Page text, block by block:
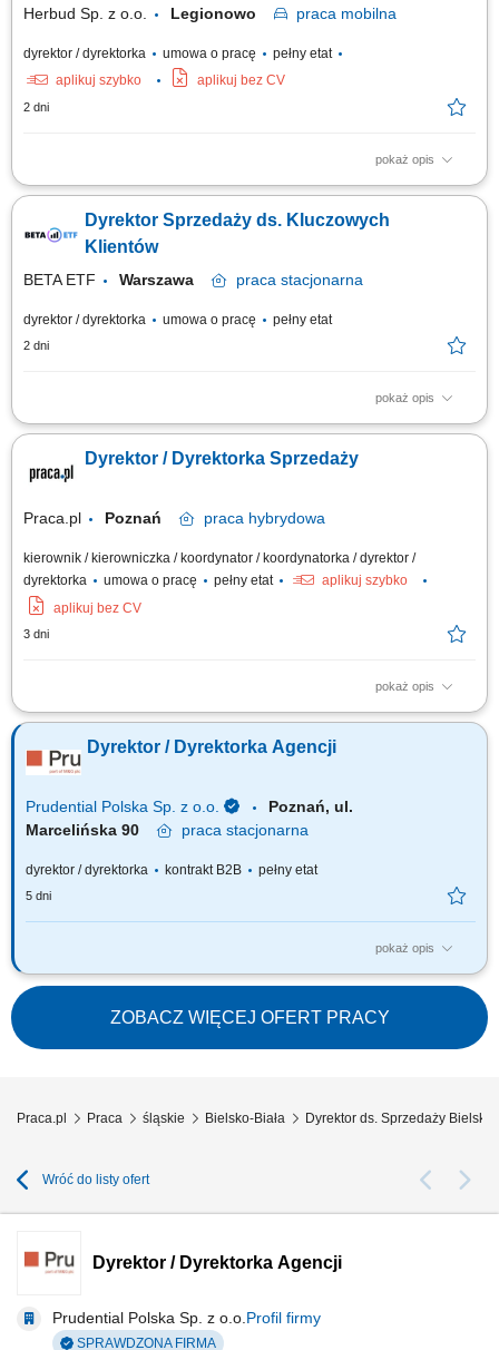
Herbud Sp. z o.o. Legionowo praca mobilna
dyrektor / dyrektorka umowa o pracę
pełny etat
aplikuj szybko
aplikuj bez CV
2 dni
pokaż opis
Opis stanowiska Kompleksowe zarządzanie codzienną pracą oraz
Koordynowanie działań zespołu handlowców, wyznaczanie celów
sprzedażowych oraz bieżący monitoring trendów rynkowych.
Dyrektor Sprzedaży ds. Kluczowych
Klientów
BETA ETF Warszawa praca stacjonarna
dyrektor / dyrektorka umowa o pracę pełny etat
2 dni
pokaż opis
Twoja misja, czyli czym będziesz się zajmować: Partnerstwo na lata:
Utrzymujemy najwyższe standardy, ale stawiamy na partnerski model
współpracy. Rozwój biznesu: Drive'owanie sprzedaży produktów BETA
Dyrektor / Dyrektorka Sprzedaży
Praca.pl Poznań praca hybrydowa
kierownik / kierowniczka / koordynator / koordynatorka / dyrektor /
dyrektorka
umowa o pracę pełny etat
aplikuj szybko
aplikuj bez CV
3 dni
pokaż opis
Zakres obowiązków: Tworzenie i realizacja strategii sprzedaży B2C,
Odpowiedzialność za realizację celów sprzedażowych, efektywność oraz
monitorowanie wyników; Analiza danych sprzedażowych, trendów
Dyrektor / Dyrektorka Agencji
Prudential Polska Sp. z o.o.
Poznań, ul.
Marcelińska 90
praca stacjonarna
dyrektor / dyrektorka kontrakt B2B pełny etat
5 dni
pokaż opis
Za co będziesz odpowiadać: własny biznes przychodowy i zarządzanie
zespołem sprzedaży, rekrutację i wdrożenie nowych Konsultantów ds.
Planowania Finansowego oraz Menedżerów, budowanie portfela
Klientów poprzez aktywną sprzedaż własną, zapewnienie wsparcia
współpracownikom na...
ZOBACZ WIĘCEJ OFERT PRACY
Praca.pl Praca śląskie Bielsko-Biała Dyrektor ds. Sprzedaży Bielsko-
Wróć do listy ofert
Dyrektor / Dyrektorka Agencji
Prudential Polska Sp. z o.o. Profil firmy
SPRAWDZONA FIRMA